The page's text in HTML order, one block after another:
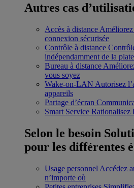
Autres cas
Accès à distance Améliorez
connexion sécurisée
Contrôle à distance
indépendamment de la
Bureau à distance
vous soyez
Wake-on-LAN Autorisez
appareils
Partage d’écran
Smart Service Rationalisez
Selon le besoin
pour les différentes
Usage personnel Accédez
n’importe où